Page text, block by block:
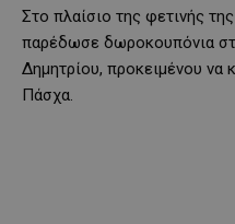
Στο πλαίσιο της φετινής
παρέδωσε δωροκουπόνια
Δημητρίου, προκειμένου να
Πάσχα.